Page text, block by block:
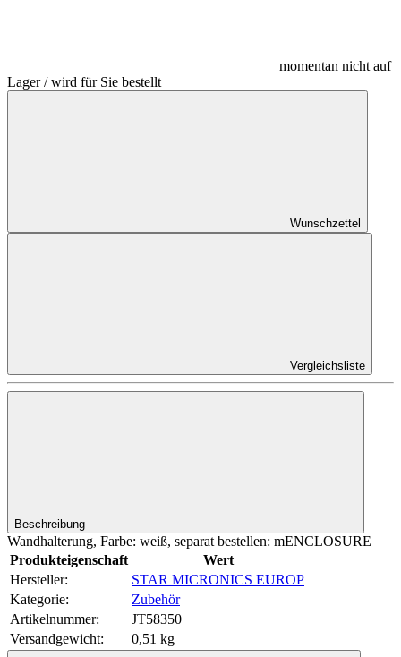
momentan nicht auf
Lager / wird für Sie bestellt
Wunschzettel
Vergleichsliste
Beschreibung
Wandhalterung, Farbe: weiß, separat bestellen: mENCLOSURE
Produkteigenschaft
Wert
Hersteller:
STAR MICRONICS EUROP
Kategorie:
Zubehör
Artikelnummer:
JT58350
Versandgewicht‍:
0,51 kg